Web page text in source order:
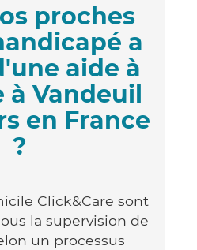
proches
a
aide à
à Vandeuil
en France
?
Click&Care sont
la supervision de
un processus